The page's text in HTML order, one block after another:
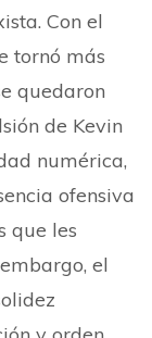
Con el
tornó más
quedaron
de Kevin
numérica,
ofensiva
que les
el